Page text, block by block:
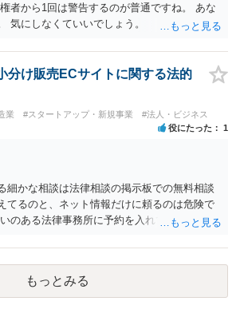
者から1回は警告するのが普通ですね。 あな
気にしなくていいでしょう。
分け販売ECサイトに関する法的
業 #スタートアップ・新規事業 #法人・ビジネス
役にたった 1
細かな相談は法律相談の掲示板での無料相談
てるのと、ネット情報だけに頼るのは危険で
のある法律事務所に予約を入れて、リーガル
もっとみる